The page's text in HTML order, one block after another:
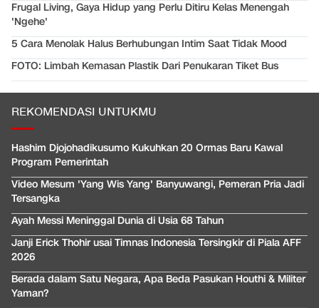
Frugal Living, Gaya Hidup yang Perlu Ditiru Kelas Menengah
'Ngehe'
5 Cara Menolak Halus Berhubungan Intim Saat Tidak Mood
FOTO: Limbah Kemasan Plastik Dari Penukaran Tiket Bus
REKOMENDASI UNTUKMU
Hashim Djojohadikusumo Kukuhkan 20 Ormas Baru Kawal
Program Pemerintah
Video Mesum 'Yang Wis Yang' Banyuwangi, Pemeran Pria Jadi
Tersangka
Ayah Messi Meninggal Dunia di Usia 68 Tahun
Janji Erick Thohir usai Timnas Indonesia Tersingkir di Piala AFF
2026
Berada dalam Satu Negara, Apa Beda Pasukan Houthi & Militer
Yaman?